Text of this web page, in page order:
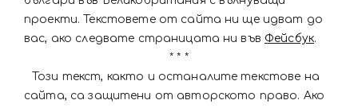
проекти. Текстовете от сайта ни ще идват до
вас, ако следвате страницата ни във Фейсбук.
* * *
Този текст, както и останалите текстове на
сайта, са защитени от авторското право. Ако